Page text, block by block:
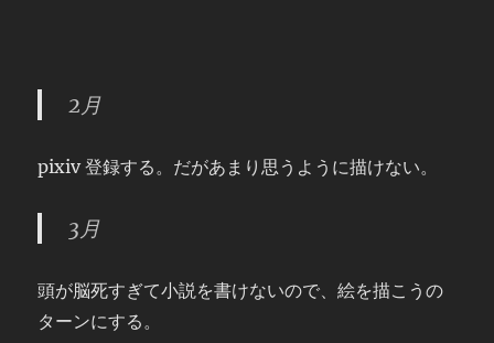
2月
pixiv 登録する。だがあまり思うように描けない。
3月
頭が脳死すぎて小説を書けないので、絵を描こうの
ターンにする。